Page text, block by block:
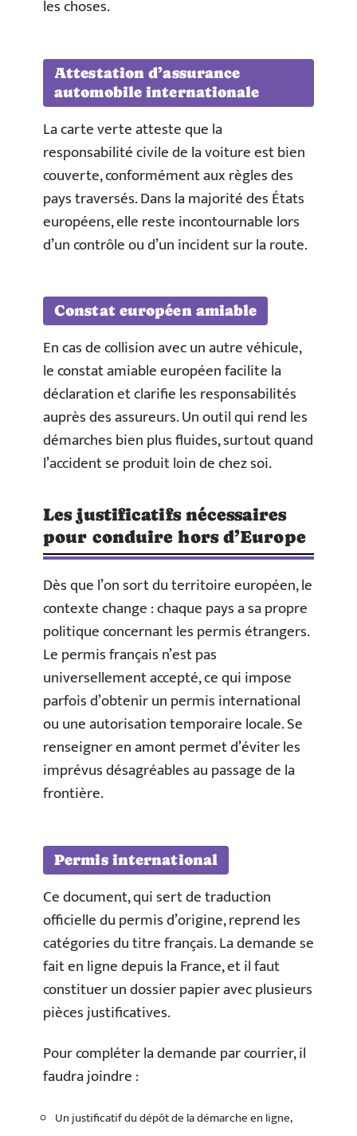
les choses.
Attestation d’assurance
automobile internationale
La carte verte atteste que la
responsabilité civile de la voiture est bien
couverte, conformément aux règles des
pays traversés. Dans la majorité des États
européens, elle reste incontournable lors
d’un contrôle ou d’un incident sur la route.
Constat européen amiable
En cas de collision avec un autre véhicule,
le constat amiable européen facilite la
déclaration et clarifie les responsabilités
auprès des assureurs. Un outil qui rend les
démarches bien plus fluides, surtout quand
l’accident se produit loin de chez soi.
Les justificatifs nécessaires
pour conduire hors d’Europe
Dès que l’on sort du territoire européen, le
contexte change : chaque pays a sa propre
politique concernant les permis étrangers.
Le permis français n’est pas
universellement accepté, ce qui impose
parfois d’obtenir un permis international
ou une autorisation temporaire locale. Se
renseigner en amont permet d’éviter les
imprévus désagréables au passage de la
frontière.
Permis international
Ce document, qui sert de traduction
officielle du permis d’origine, reprend les
catégories du titre français. La demande se
fait en ligne depuis la France, et il faut
constituer un dossier papier avec plusieurs
pièces justificatives.
Pour compléter la demande par courrier, il
faudra joindre :
Un justificatif du dépôt de la démarche en ligne,